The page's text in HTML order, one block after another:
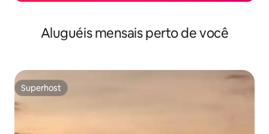
Aluguéis mensais perto de você
Superhost
Superhost